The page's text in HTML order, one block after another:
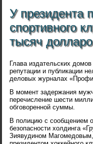
У президента
спортивного
тысяч
Глава издательских
репутации и публикации
деловых журналах
В момент задержания
перечисление шести
обговоренной суммы.
В полицию с сообщением
безопасности холдинга
Зиявудином